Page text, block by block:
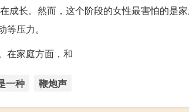
成长。然而，这个阶段的女性最害怕的是
压力。
在家庭方面，和
一种 鞭炮声